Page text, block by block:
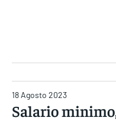
18 Agosto 2023
Salario